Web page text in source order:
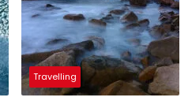
Travelling